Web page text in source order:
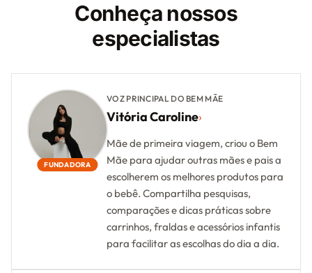
Conheça nossos
especialistas
FUNDADORA
VOZ PRINCIPAL DO BEM MÃE
Vitória Caroline›
Mãe de primeira viagem, criou o Bem
Mãe para ajudar outras mães e pais a
escolherem os melhores produtos para
o bebê. Compartilha pesquisas,
comparações e dicas práticas sobre
carrinhos, fraldas e acessórios infantis
para facilitar as escolhas do dia a dia.